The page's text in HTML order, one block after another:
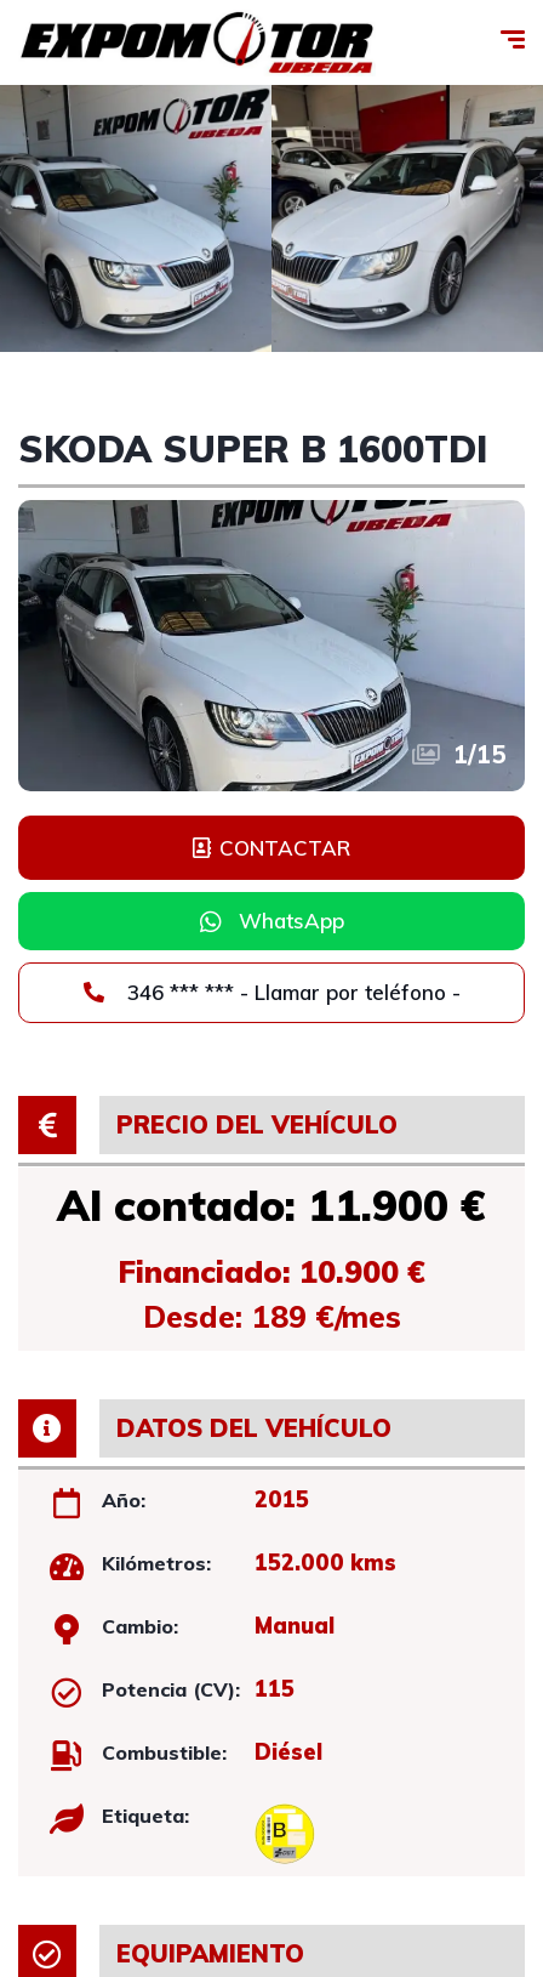
SKODA SUPER B 1600TDI
1/15
CONTACTAR
WhatsApp
346 *** *** - Llamar por teléfono -
PRECIO DEL VEHÍCULO
Al contado: 11.900 €
Financiado: 10.900 €
Desde: 189 €/mes
DATOS DEL VEHÍCULO
Año: 2015
Kilómetros: 152.000 kms
Cambio: Manual
Potencia (CV): 115
Combustible: Diésel
Etiqueta:
EQUIPAMIENTO